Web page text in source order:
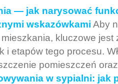
— jak narysować
wskazówkami Aby
kluczowe jest
i etapów tego procesu.
pomieszczeń
w sypialni: jak